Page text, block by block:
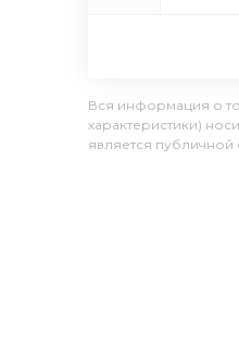
Вся информация о
характеристики)
является